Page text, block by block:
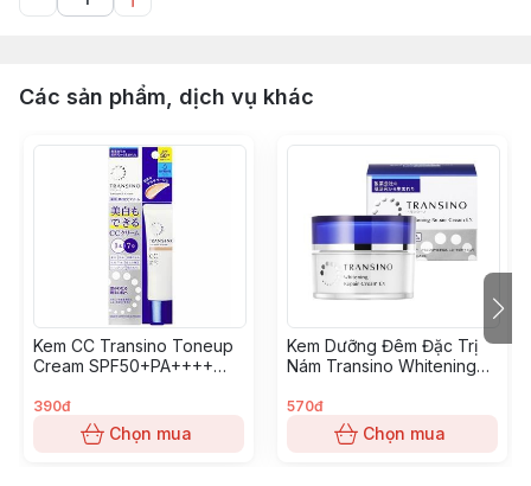
Các sản phẩm, dịch vụ khác
Kem CC Transino Toneup
Cream SPF50+PA++++
390đ
Chọn mua
Kem Dưỡng Đêm Đặc Trị
Nám Transino Whitening
570đ
Chọn mua